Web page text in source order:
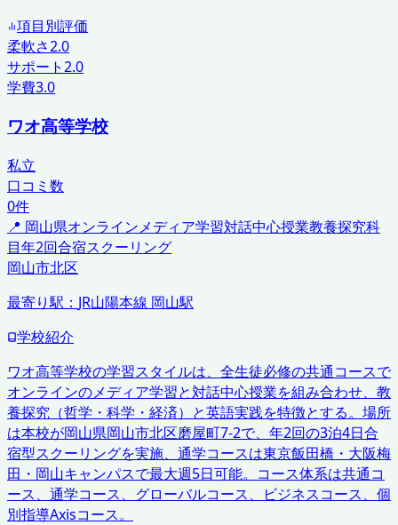
項目別評価
柔軟さ2.0
サポート2.0
学費3.0
ワオ高等学校
私立
口コミ数
0件
📍 岡山県オンラインメディア学習対話中心授業教養探究科
目年2回合宿スクーリング
岡山市北区
最寄り駅： JR山陽本線 岡山駅
学校紹介
ワオ高等学校の学習スタイルは、全生徒必修の共通コースで
オンラインのメディア学習と対話中心授業を組み合わせ、教
養探究（哲学・科学・経済）と英語実践を特徴とする。場所
は本校が岡山県岡山市北区磨屋町7-2で、年2回の3泊4日合
宿型スクーリングを実施、通学コースは東京飯田橋・大阪梅
田・岡山キャンパスで最大週5日可能。コース体系は共通コ
ース、通学コース、グローバルコース、ビジネスコース、個
別指導Axisコース。